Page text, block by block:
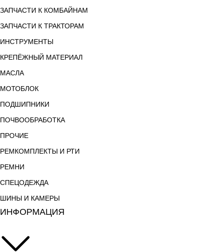
ЗАПЧАСТИ К КОМБАЙНАМ
ЗАПЧАСТИ К ТРАКТОРАМ
ИНСТРУМЕНТЫ
КРЕПЁЖНЫЙ МАТЕРИАЛ
МАСЛА
МОТОБЛОК
ПОДШИПНИКИ
ПОЧВООБРАБОТКА
ПРОЧИЕ
РЕМКОМПЛЕКТЫ И РТИ
РЕМНИ
СПЕЦОДЕЖДА
ШИНЫ И КАМЕРЫ
ИНФОРМАЦИЯ